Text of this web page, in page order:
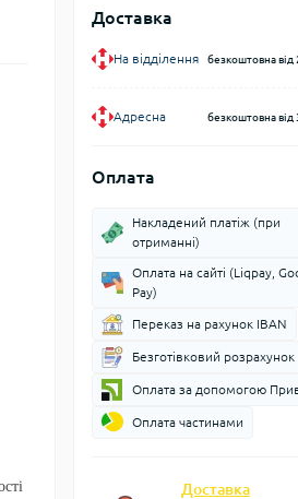
Доставка
На відділення безкоштовна від
Адресна безкоштовна від
Оплата
Накладений платіж (при
отриманні)
Оплата на сайті (Liqpay,
Pay)
Переказ на рахунок IBAN
Безготівковий розрахунок
Оплата за допомогою
Оплата частинами
Доставка